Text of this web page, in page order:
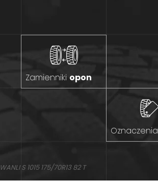
Zamienniki opon
Oznaczenia
WANLI S 1015 175/70R13 82 T